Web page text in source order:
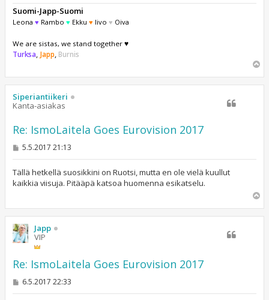
Suomi-Japp-Suomi
Leona ♥ Rambo ♥ Ekku ♥ Iivo ♥ Oiva
We are sistas, we stand together ♥
Turksa Japp Burnis
ö
Siperiantiikeri
Kanta-asiakas
Re: IsmoLaitela Goes Eurovision 2017
V
s
t
i
5.5.2017 21:13
Tällä hetkellä suosikkini on Ruotsi, mutta en ole vielä kuullut
kaikkia viisuja. Pitääpä katsoa huomenna esikatselu.
ö
Japp
VIP
Re: IsmoLaitela Goes Eurovision 2017
V6.5.2017 22:33